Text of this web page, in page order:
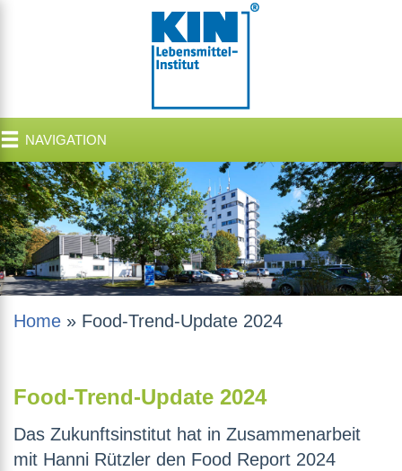
NAVIGATION
Home » Food-Trend-Update 2024
Food-Trend-Update 2024
Das Zukunftsinstitut hat in Zusammenarbeit
mit Hanni Rützler den Food Report 2024